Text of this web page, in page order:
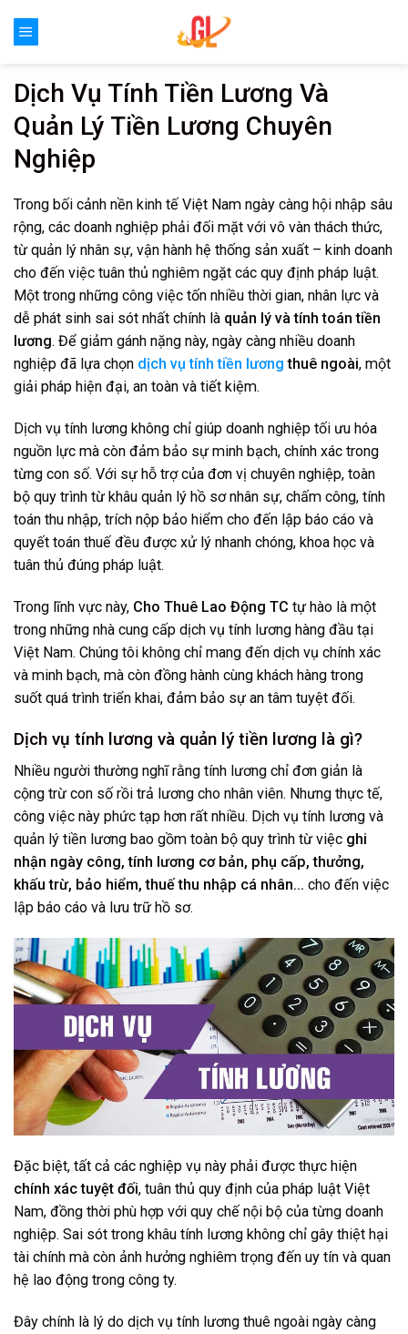
Dịch Vụ Tính Tiền Lương Và
Quản Lý Tiền Lương Chuyên
Nghiệp
Trong bối cảnh nền kinh tế Việt Nam ngày càng hội nhập sâu
rộng, các doanh nghiệp phải đối mặt với vô vàn thách thức,
từ quản lý nhân sự, vận hành hệ thống sản xuất – kinh doanh
cho đến việc tuân thủ nghiêm ngặt các quy định pháp luật.
Một trong những công việc tốn nhiều thời gian, nhân lực và
dễ phát sinh sai sót nhất chính là quản lý và tính toán tiền
lương. Để giảm gánh nặng này, ngày càng nhiều doanh
nghiệp đã lựa chọn dịch vụ tính tiền lương thuê ngoài, một
giải pháp hiện đại, an toàn và tiết kiệm.
Dịch vụ tính lương không chỉ giúp doanh nghiệp tối ưu hóa
nguồn lực mà còn đảm bảo sự minh bạch, chính xác trong
từng con số. Với sự hỗ trợ của đơn vị chuyên nghiệp, toàn
bộ quy trình từ khâu quản lý hồ sơ nhân sự, chấm công, tính
toán thu nhập, trích nộp bảo hiểm cho đến lập báo cáo và
quyết toán thuế đều được xử lý nhanh chóng, khoa học và
tuân thủ đúng pháp luật.
Trong lĩnh vực này, Cho Thuê Lao Động TC tự hào là một
trong những nhà cung cấp dịch vụ tính lương hàng đầu tại
Việt Nam. Chúng tôi không chỉ mang đến dịch vụ chính xác
và minh bạch, mà còn đồng hành cùng khách hàng trong
suốt quá trình triển khai, đảm bảo sự an tâm tuyệt đối.
Dịch vụ tính lương và quản lý tiền lương là gì?
Nhiều người thường nghĩ rằng tính lương chỉ đơn giản là
cộng trừ con số rồi trả lương cho nhân viên. Nhưng thực tế,
công việc này phức tạp hơn rất nhiều. Dịch vụ tính lương và
quản lý tiền lương bao gồm toàn bộ quy trình từ việc ghi
nhận ngày công, tính lương cơ bản, phụ cấp, thưởng,
khấu trừ, bảo hiểm, thuế thu nhập cá nhân… cho đến việc
lập báo cáo và lưu trữ hồ sơ.
Đặc biệt, tất cả các nghiệp vụ này phải được thực hiện
chính xác tuyệt đối, tuân thủ quy định của pháp luật Việt
Nam, đồng thời phù hợp với quy chế nội bộ của từng doanh
nghiệp. Sai sót trong khâu tính lương không chỉ gây thiệt hại
tài chính mà còn ảnh hưởng nghiêm trọng đến uy tín và quan
hệ lao động trong công ty.
Đây chính là lý do dịch vụ tính lương thuê ngoài ngày càng